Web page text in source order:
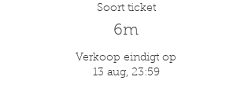
Soort ticket
6m
Verkoop eindigt op
13 aug, 23:59